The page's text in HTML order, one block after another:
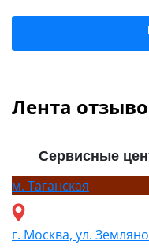
Лента
Сервисные
м. Таганская
г. Москва, ул.